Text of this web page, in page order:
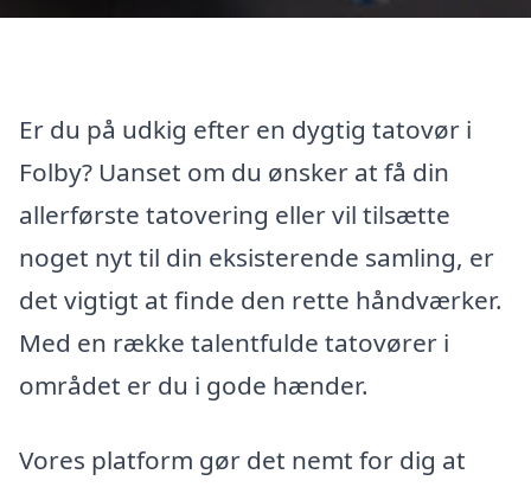
Er du på udkig efter en dygtig tatovør i
Folby? Uanset om du ønsker at få din
allerførste tatovering eller vil tilsætte
noget nyt til din eksisterende samling, er
det vigtigt at finde den rette håndværker.
Med en række talentfulde tatovører i
området er du i gode hænder.
Vores platform gør det nemt for dig at